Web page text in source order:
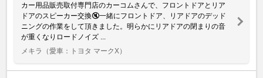
カー用品販売取付専門店のカーコムさんで、フロントドアとリア
ドアのスピーカー交換🔇一緒にフロントドア、リアドアのデッド
ニングの作業をして頂きました。明らかにリアドアの閉まりの音
が重くなりロードノイズ ...
メキラ
（愛車：トヨタ マークX）